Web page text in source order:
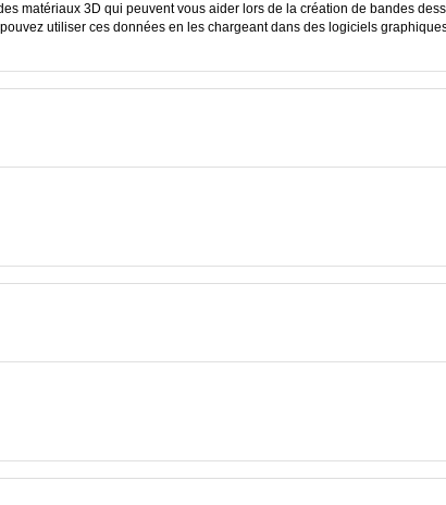
matériaux 3D qui peuvent vous aider lors de la création de bandes
utiliser ces données en les chargeant dans des logiciels